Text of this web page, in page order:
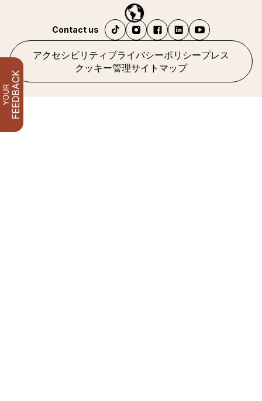
アクセシビリティ プライバシーポリシープレス
クッキー管理サイトマップ
Contact us